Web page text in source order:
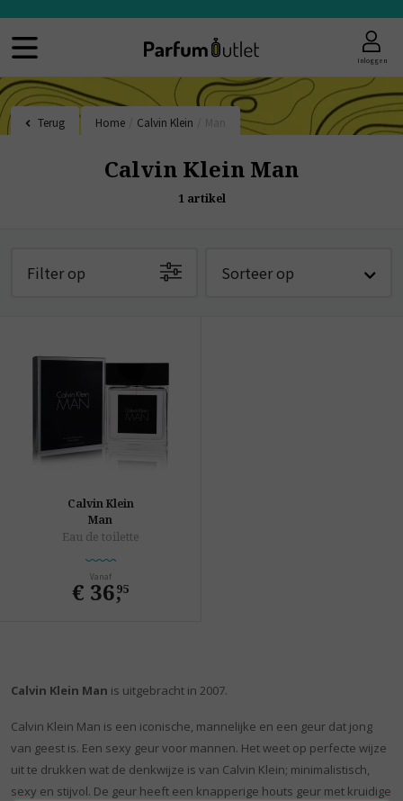
Inloggen
Terug Home Calvin Klein
Calvin Klein Man
1 artikel
Filter op Sorteer op
Calvin Klein
Man
Eau de toilette
Vanaf
€ 36,
95
Calvin Klein Man is uitgebracht in 2007.
Calvin Klein Man is een iconische, mannelijke en een geur dat jong
van geest is. Een sexy geur voor mannen. Het weet op perfecte wijze
uit te drukken wat de denkwijze is van Calvin Klein; minimalistisch,
sexy en stijvol. De geur heeft een knapperige houts geur met kruidige